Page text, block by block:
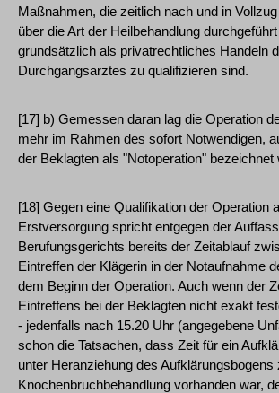
Maßnahmen, die zeitlich nach und in
über die Art der Heilbehandlung
grundsätzlich als privatrechtliches Handeln
Durchgangsarztes zu qualifizieren sind.
[17] b) Gemessen daran lag die Operation
mehr im Rahmen des sofort Notwendigen,
der Beklagten als "Notoperation" bezeichnet
[18] Gegen eine Qualifikation der Operation
Erstversorgung spricht entgegen der
Berufungsgerichts bereits der Zeitablauf
Eintreffen der Klägerin in der Notaufnahme
dem Beginn der Operation. Auch wenn der
Eintreffens bei der Beklagten nicht exakt
- jedenfalls nach 15.20 Uhr (angegebene
schon die Tatsachen, dass Zeit für ein
unter Heranziehung des Aufklärungsbogens
Knochenbruchbehandlung vorhanden war,